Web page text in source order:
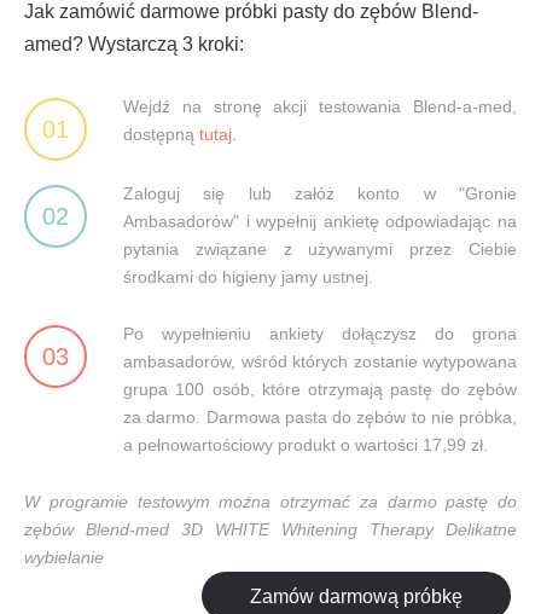
Jak zamówić darmowe próbki pasty do zębów Blend-
amed? Wystarczą 3 kroki:
01
Wejdź na stronę akcji testowania Blend-a-med,
dostępną tutaj.
02
Zaloguj się lub załóż konto w "Gronie
Ambasadorów" i wypełnij ankietę odpowiadając na
pytania związane z używanymi przez Ciebie
środkami do higieny jamy ustnej.
03
Po wypełnieniu ankiety dołączysz do grona
ambasadorów, wśród których zostanie wytypowana
grupa 100 osób, które otrzymają pastę do zębów
za darmo. Darmowa pasta do zębów to nie próbka,
a pełnowartościowy produkt o wartości 17,99 zł.
W programie testowym można otrzymać za darmo pastę do
zębów Blend-med 3D WHITE Whitening Therapy Delikatne
wybielanie
Zamów darmową próbkę